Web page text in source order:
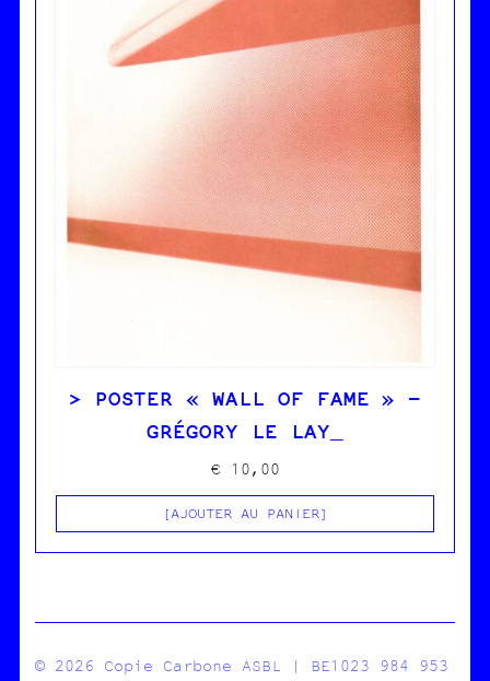
POSTER « WALL OF FAME » –
GRÉGORY LE LAY
€ 10,00
AJOUTER AU PANIER
© 2026 Copie Carbone ASBL | BE1023 984 953